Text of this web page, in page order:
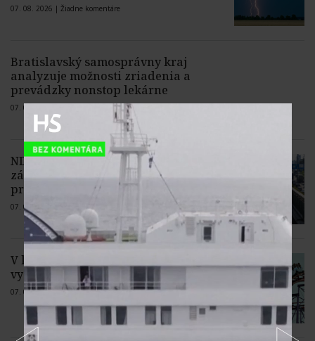
07. 08. 2026 | Žiadne komentáre
Bratislavský samosprávny kraj
analyzuje možnosti zriadenia a
prevádzky nonstop lekárne
07. 08. 2026 | Žiadne komentáre
NDS dokončila opravu mostného
záveru na moste Lanfranconi skôr,
práce sa presúvajú do opačného smeru
07. 08. 2026 | Žiadne komentáre
V kalifornskom zábavnom parku sa
vyskytol prípad nákazlivých osýpok
07. 08. 2026 |Žiadne komentáre